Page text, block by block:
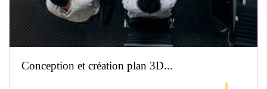
Conception et création plan 3D...